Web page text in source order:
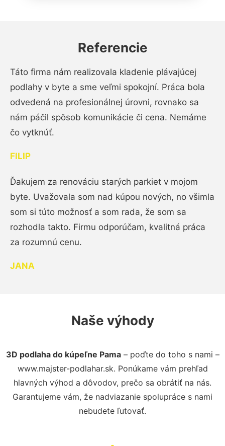
Referencie
Táto firma nám realizovala kladenie plávajúcej
podlahy v byte a sme veľmi spokojní. Práca bola
odvedená na profesionálnej úrovni, rovnako sa
nám páčil spôsob komunikácie či cena. Nemáme
čo vytknúť.
FILIP
Ďakujem za renováciu starých parkiet v mojom
byte. Uvažovala som nad kúpou nových, no všimla
som si túto možnosť a som rada, že som sa
rozhodla takto. Firmu odporúčam, kvalitná práca
za rozumnú cenu.
JANA
Naše výhody
3D podlaha do kúpeľne Pama– poďte do toho s nami –
www.majster-podlahar.sk. Ponúkame vám prehľad
hlavných výhod a dôvodov, prečo sa obrátiť na nás.
Garantujeme vám, že nadviazanie spolupráce s nami
nebudete ľutovať.